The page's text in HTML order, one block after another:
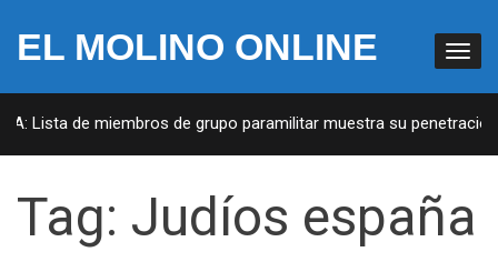
EL MOLINO ONLINE
Lista de miembros de grupo paramilitar muestra su penetración
Tag: Judíos españa